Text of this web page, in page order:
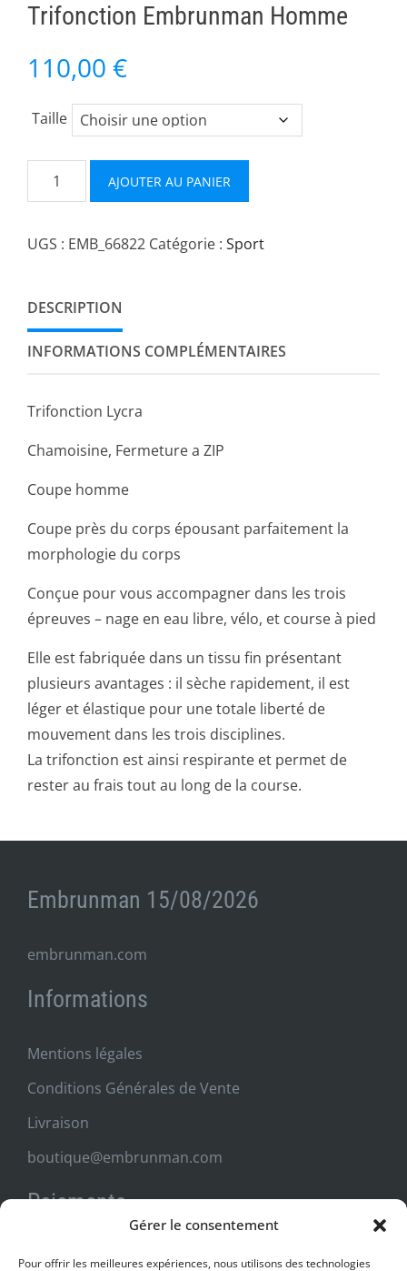
Gérer le consentement
Pour offrir les meilleures expériences, nous utilisons des technologies
Trifonction Embrunman Homme
110,00 €
Taille
quantité
de
Embrunman
AJOUTER AU PANIER
UGS : EMB_66822 Catégorie : Sport
DESCRIPTION
INFORMATIONS COMPLÉMENTAIRES
Trifonction Lycra
Chamoisine, Fermeture a ZIP
Coupe homme
Coupe près du corps épousant parfaitement la
morphologie du corps
Conçue pour vous accompagner dans les trois
épreuves – nage en eau libre, vélo, et course à pied
Elle est fabriquée dans un tissu fin présentant
plusieurs avantages : il sèche rapidement, il est
léger et élastique pour une totale liberté de
mouvement dans les trois disciplines.
La trifonction est ainsi respirante et permet de
rester au frais tout au long de la course.
Embrunman 15/08/2026
embrunman.com
Informations
Mentions légales
Conditions Générales de Vente
Livraison
boutique@embrunman.com
Paiements
Livraison